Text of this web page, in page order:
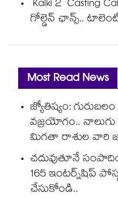
'Kalki 2' Casting
గోల్డెన్ ఛాన్స్..
Most Read News
జ్యోతిష్యం:
వజ్రయోగం..
మిగతా రాశుల వారి
చదువుతూనే
165 ఇంటర్న్‌షిప్
చేసుకోండి..